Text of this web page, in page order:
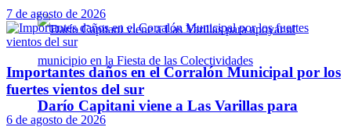
Darío Capitani viene a Las Varillas para
7 de agosto de 2026
Importantes daños en el Corralón Municipal por los
fuertes vientos del sur
6 de agosto de 2026